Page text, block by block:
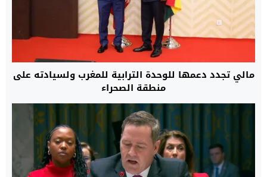
مالي تجدد دعمها للوحدة الترابية للمغرب ولسيادته على
منطقة الصحراء